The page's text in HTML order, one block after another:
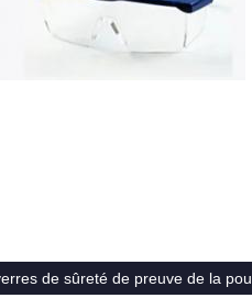
de sûreté de preuve de la